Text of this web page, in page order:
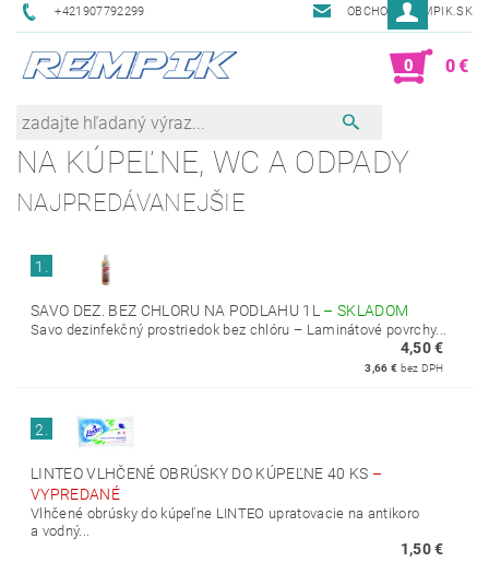
+421907792299 OBCHOD@REMPIK.SK
0 0 €
NA KÚPEĽNE, WC A ODPADY
NAJPREDÁVANEJŠIE
1.
SAVO DEZ. BEZ CHLORU NA PODLAHU 1L – SKLADOM
Savo dezinfekčný prostriedok bez chlóru – Laminátové povrchy...
4,50 €
3,66 € bez DPH
2.
LINTEO VLHČENÉ OBRÚSKY DO KÚPEĽNE 40 KS –
VYPREDANÉ
Vlhčené obrúsky do kúpeľne LINTEO upratovacie na antikoro
a vodný...
1,50 €